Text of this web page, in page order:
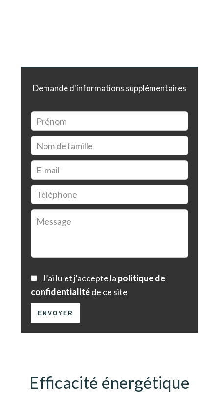
Demande d'informations supplémentaires
J’ai lu et j'accepte la politique de
confidentialitéde ce site
ENVOYER
Efficacité énergétique